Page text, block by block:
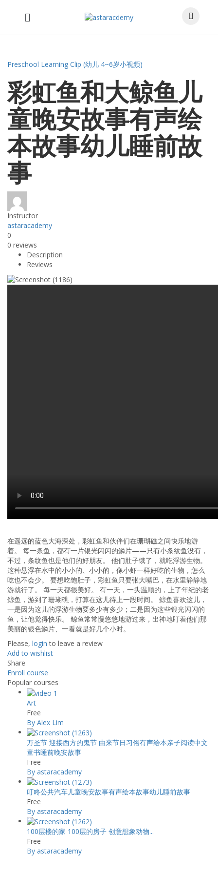
Preschool Learning Clip (幼儿 4~6岁小视频)
彩虹鱼和大鲸鱼儿
童晚安故事有声绘
本故事幼儿睡前故
事
Instructor
astaracademy
0
0 reviews
Description
Reviews
在遥远的蓝色大海深处，彩虹鱼和伙伴们在珊瑚礁之间快乐地游
着。 每一条鱼，都有一片银光闪闪的鳞片——只有小条纹鱼没有，
不过，条纹鱼也是他们的好朋友。 他们肚子饿了，就吃浮游生物。
这种悬浮在水中的小小的、小小的，像小虾一样好吃的生物，怎么
吃也不会少。 要想吃饱肚子，彩虹鱼只要张大嘴巴，在水里静静地
游就行了。 每一天都很美好。 有一天，一头温顺的，上了年纪的老
鲸鱼，游到了珊瑚礁，打算在这儿待上一段时间。 鲸鱼喜欢这儿，
一是因为这儿的浮游生物要多少有多少；二是因为这些银光闪闪的
鱼，让他觉得快乐。 鲸鱼常常慢悠悠地游过来，出神地盯着他们那
美丽的银色鳞片、一看就是好几个小时。
Please, login to leave a review
Add to wishlist
Share
Enroll course
Popular courses
Art
Free
By Alex Lim
万圣节 迎接西方的鬼节 由来节日习俗有声绘本亲子阅读中文
童书睡前晚安故事
Free
By astaracademy
叮咚公共汽车儿童晚安故事有声绘本故事幼儿睡前故事
Free
By astaracademy
100层楼的家 100层的房子 创意想象动物...
Free
By astaracademy